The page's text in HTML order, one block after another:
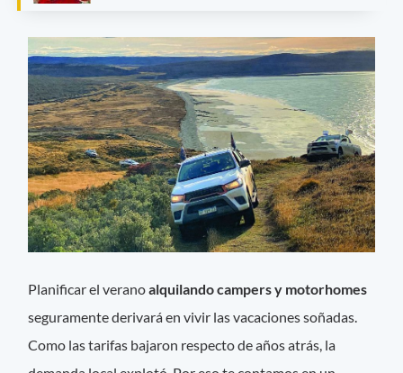
Planificar el veranoalquilando campers y motorhomes
seguramente derivará en vivir las vacaciones soñadas.
Como las tarifas bajaron respecto de años atrás, la